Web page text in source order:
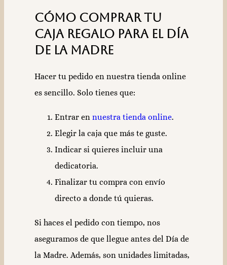
Cómo comprar tu
caja regalo para el Día
de la Madre
Hacer tu pedido en nuestra tienda online
es sencillo. Solo tienes que:
Entrar en nuestra tienda online.
Elegir la caja que más te guste.
Indicar si quieres incluir una
dedicatoria.
Finalizar tu compra con envío
directo a donde tú quieras.
Si haces el pedido con tiempo, nos
aseguramos de que llegue antes del Día de
la Madre. Además, son unidades limitadas,